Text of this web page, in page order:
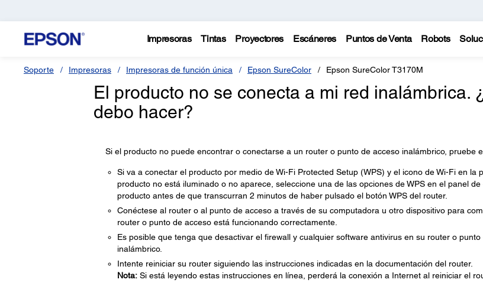
Impresoras Tintas Proyectores Escáneres Puntos de Venta Robots
Soporte Impresoras Impresoras de función única Epson SureColor Epson SureColor T3170M
El producto no se conecta a mi red inalámbrica.
debo hacer?
Si el producto no puede encontrar o conectarse a un router o punto de acceso inalámbrico, pruebe
Si va a conectar el producto por medio de Wi-Fi Protected Setup (WPS) y el icono de Wi-Fi en la
producto no está iluminado o no aparece, seleccione una de las opciones de WPS en el panel
producto antes de que transcurran 2 minutos de haber pulsado el botón WPS del router.
Conéctese al router o al punto de acceso a través de su computadora u otro dispositivo para
router o punto de acceso está funcionando correctamente.
Es posible que tenga que desactivar el firewall y cualquier software antivirus en su router o punto
inalámbrico.
Intente reiniciar su router siguiendo las instrucciones indicadas en la documentación del router.
Nota:Si está leyendo estas instrucciones en línea, perderá la conexión a Internet al reiniciar el